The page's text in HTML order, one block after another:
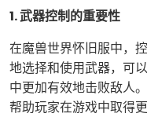
1. 武器控制的重要性
在魔兽世界怀旧服中，
地选择和使用武器，可
中更加有效地击败敌人
帮助玩家在游戏中取得